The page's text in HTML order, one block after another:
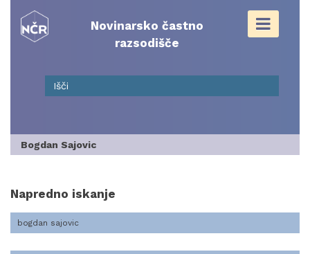
content
Novinarsko častno
razsodišče
Bogdan Sajovic
Napredno iskanje